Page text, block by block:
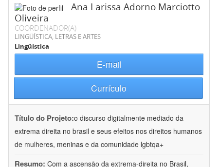
Ana Larissa Adorno Marciotto
Oliveira
COORDENADOR(A)
LINGÜÍSTICA, LETRAS E ARTES
Lingüística
E-mail
Currículo
Título do Projeto:o discurso digitalmente mediado da
extrema direita no brasil e seus efeitos nos direitos humanos
de mulheres, meninas e da comunidade lgbtqa+
Resumo: Com a ascensão da extrema-direita no Brasil,